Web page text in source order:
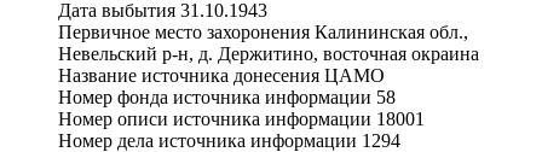
Дата выбытия 31.10.1943
Первичное место захоронения Калининская обл.,
Невельский р-н, д. Держитино, восточная окраина
Название источника донесения ЦАМО
Номер фонда источника информации 58
Номер описи источника информации 18001
Номер дела источника информации 1294